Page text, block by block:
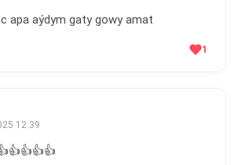
apa aýdym gaty gowy amat
1
12:39